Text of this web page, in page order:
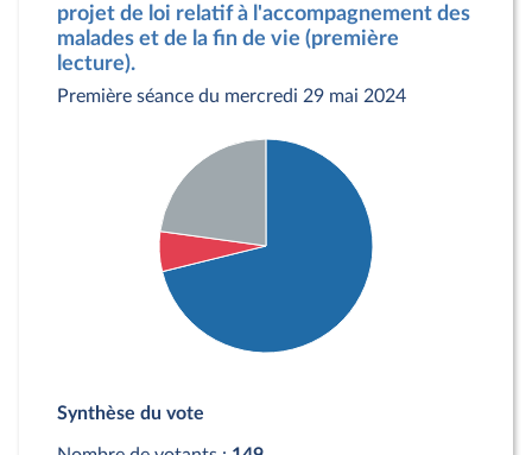
projet de loi relatif à l'accompagnement des
malades et de la fin de vie (première
lecture).
Première séance du mercredi 29 mai 2024
Contre : 9 députés
Synthèse du vote